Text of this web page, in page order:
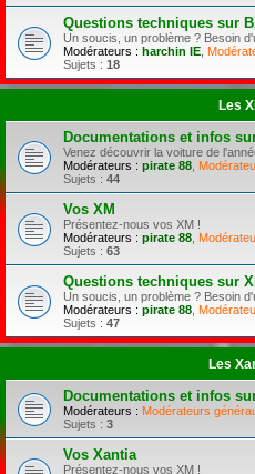
Questions techniques sur
Un soucis, un problème ? Besoin
Modérateurs : harchin IE
Sujets : 18
Les
Documentations et infos
Venez découvrir la voiture de
Modérateurs : pirate 88
Sujets : 44
Vos XM
Présentez-nous vos XM !
Modérateurs : pirate 88
Sujets : 63
Questions techniques sur
Un soucis, un problème ? Besoin
Modérateurs : pirate 88
Sujets : 47
Les
Documentations et infos
Modérateurs : Modérateurs
Sujets : 3
Vos Xantia
Présentez-nous vos XM !